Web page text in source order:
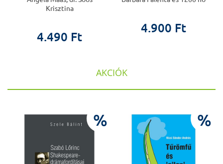
Krisztina
4.490 Ft
4.900 Ft
AKCIÓK
% %